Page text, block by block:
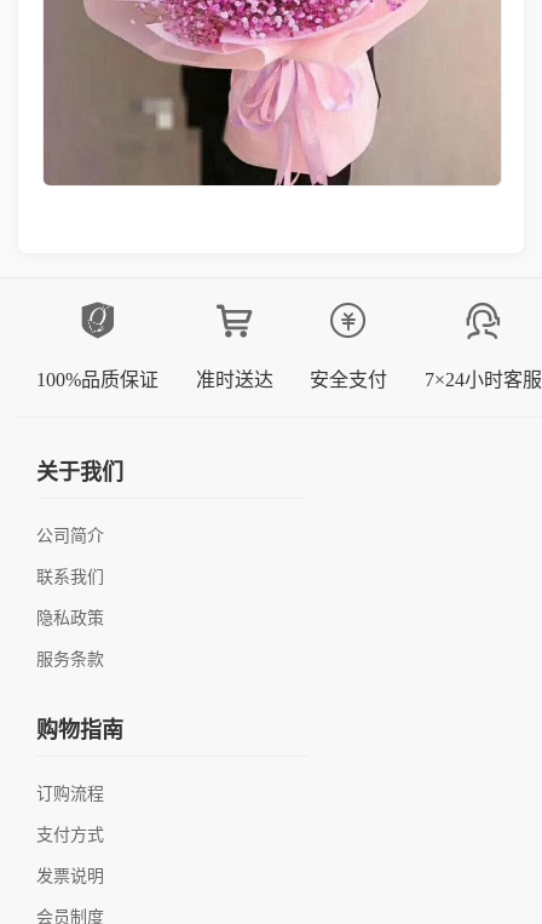
100%品质保证 准时送达 安全支付 7×24小时客服
关于我们
公司简介
联系我们
隐私政策
服务条款
购物指南
订购流程
支付方式
发票说明
会员制度